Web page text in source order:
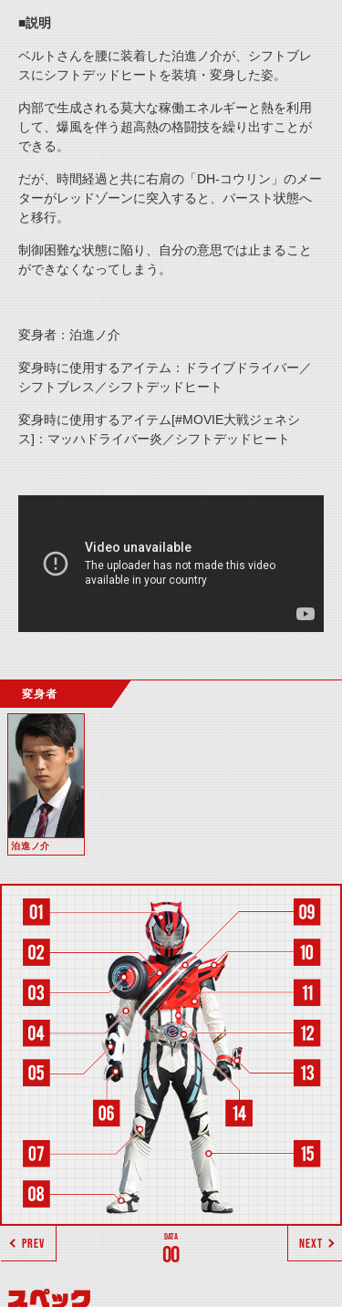
■説明
ベルトさんを腰に装着した泊進ノ介が、シフトブレ
スにシフトデッドヒートを装填・変身した姿。
内部で生成される莫大な稼働エネルギーと熱を利用
して、爆風を伴う超高熱の格闘技を繰り出すことが
できる。
だが、時間経過と共に右肩の「DH-コウリン」のメー
ターがレッドゾーンに突入すると、バースト状態へ
と移行。
制御困難な状態に陥り、自分の意思では止まること
ができなくなってしまう。
変身者：泊進ノ介
変身時に使用するアイテム：ドライブドライバー／
シフトブレス／シフトデッドヒート
変身時に使用するアイテム[#MOVIE大戦ジェネシ
ス] ：マッハドライバー炎／シフトデッドヒート
変身者
泊進ノ介
00
PREV NEXT
スペック